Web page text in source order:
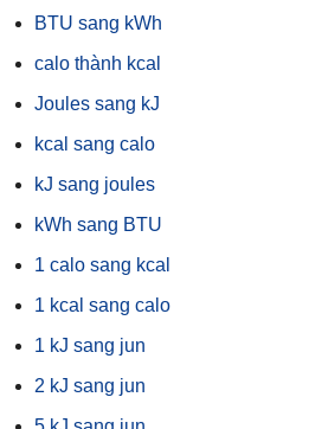
BTU sang kWh
calo thành kcal
Joules sang kJ
kcal sang calo
kJ sang joules
kWh sang BTU
1 calo sang kcal
1 kcal sang calo
1 kJ sang jun
2 kJ sang jun